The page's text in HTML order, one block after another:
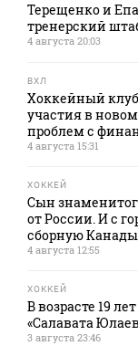
Терещенко и
тренерский
4 августа 20:03
ВХЛ
Хоккейный
участия в
проблем с
4 августа 15:31
ХОККЕЙ
Сын
от России. И с
сборную Канады
4 августа 12:55
ХОККЕЙ
В возрасте 19
«Салавата
3 августа 23:46